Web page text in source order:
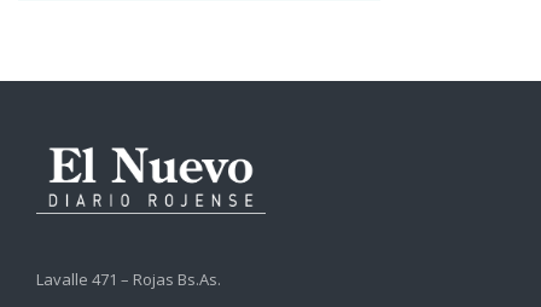
Lavalle 471 – Rojas Bs.As.